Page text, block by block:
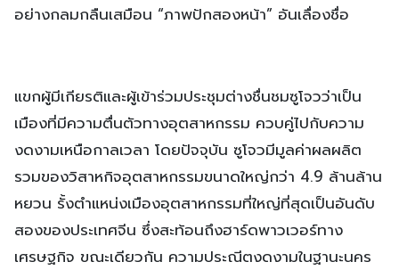
อย่างกลมกลืนเสมือน “ภาพปักสองหน้า” อันเลื่องชื่อ
แขกผู้มีเกียรติและผู้เข้าร่วมประชุมต่างชื่นชมซูโจวว่าเป็น
เมืองที่มีความตื่นตัวทางอุตสาหกรรม ควบคู่ไปกับความ
งดงามเหนือกาลเวลา โดยปัจจุบัน ซูโจวมีมูลค่าผลผลิต
รวมของวิสาหกิจอุตสาหกรรมขนาดใหญ่กว่า 4.9 ล้านล้าน
หยวน รั้งตำแหน่งเมืองอุตสาหกรรมที่ใหญ่ที่สุดเป็นอันดับ
สองของประเทศจีน ซึ่งสะท้อนถึงฮาร์ดพาวเวอร์ทาง
เศรษฐกิจ ขณะเดียวกัน ความประณีตงดงามในฐานะนคร